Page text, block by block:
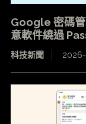
Google 密碼
意軟件繞過
科技新聞